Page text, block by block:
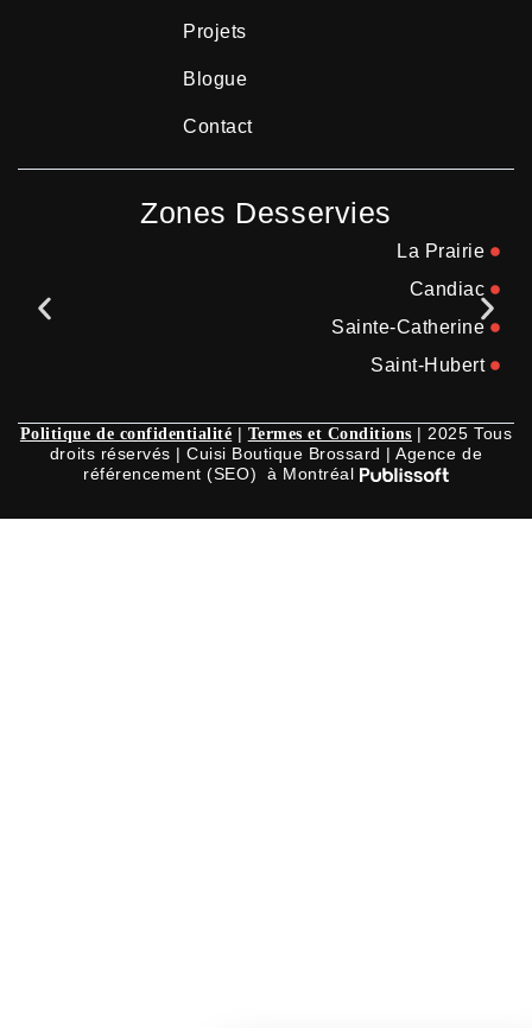
Projets
Blogue
Contact
Zones Desservies
La Prairie
Candiac
Sainte-Catherine
Saint-Hubert
Politique de confidentialité | Termes et Conditions | 2025 Tous
droits réservés | Cuisi Boutique Brossard | Agence de
référencement (SEO) à Montréal